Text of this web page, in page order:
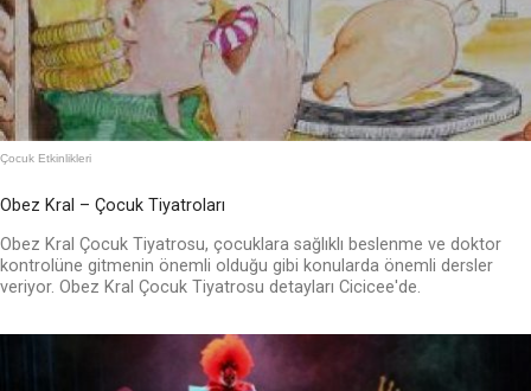
Çocuk Etkinlikleri
Obez Kral – Çocuk Tiyatroları
Obez Kral Çocuk Tiyatrosu, çocuklara sağlıklı beslenme ve doktor
kontrolüne gitmenin önemli olduğu gibi konularda önemli dersler
veriyor. Obez Kral Çocuk Tiyatrosu detayları Cicicee'de.